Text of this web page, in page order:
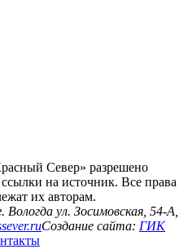
Север» разрешено
на источник. Все права
их авторам.
Вологда ул. Зосимовская, 54-А,
Создание сайта: ГИК